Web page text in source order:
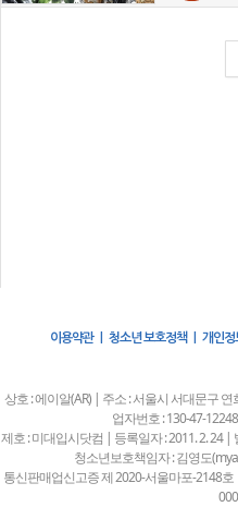
이용약관 | 청소년 보호정책 | 개인정
상호 : 에이알(AR) | 주소 : 서울시 서대문구
업자번호 : 130-47-
제호 : 미대입시닷컴 | 등록일자 : 2011. 2. 24
청소년보호책임자 : 김영도
통신판매업신고증 제 2020-서울마포-2148